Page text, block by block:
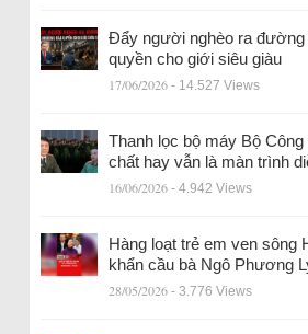
Đẩy người nghèo ra
quyền cho giới siêu giàu
17/06/2026 - 14.527 Views
Thanh lọc bộ máy Bộ
chất hay vẫn là màn trình
16/06/2026 - 4.942 Views
Hàng loạt trẻ em ven sông
khẩn cầu bà Ngô Phương
28/05/2026 - 3.776 Views